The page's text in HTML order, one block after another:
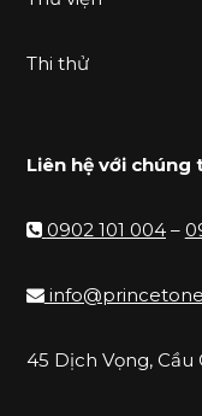
Thi thử
Liên hệ với chúng
0902 101 004–
45 Dịch Vọng, Cầu